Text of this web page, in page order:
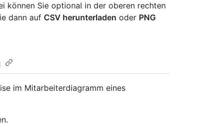
können Sie optional in der oberen rechten
dann auf CSV herunterladen oder PNG
im Mitarbeiterdiagramm eines